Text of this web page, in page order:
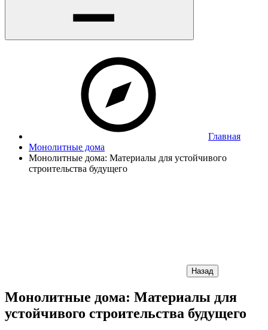
Главная
Монолитные дома
Монолитные дома: Материалы для устойчивого
строительства будущего
Назад
Монолитные дома: Материалы для
устойчивого строительства будущего